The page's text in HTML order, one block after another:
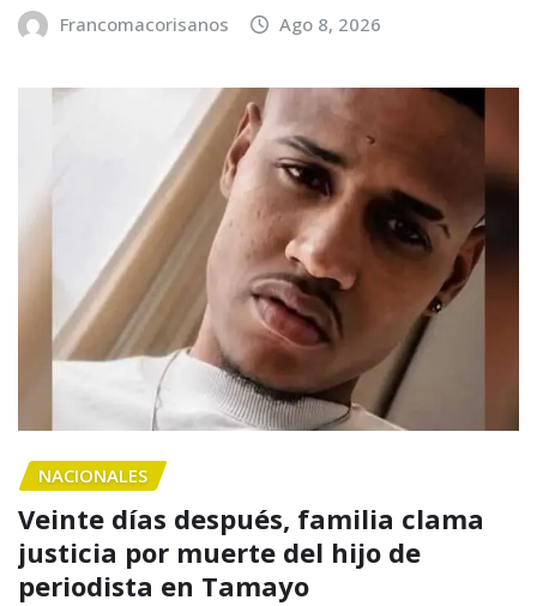
Francomacorisanos Ago 8, 2026
NACIONALES
Veinte días después, familia clama
justicia por muerte del hijo de
periodista en Tamayo